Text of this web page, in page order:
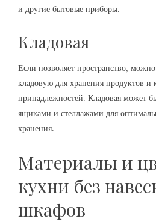
и другие бытовые приборы.
Кладовая
Если позволяет пространство,
кладовую для хранения продуктов и
принадлежностей. Кладовая может
ящиками и стеллажами для
хранения.
Материалы и
кухни без
шкафов